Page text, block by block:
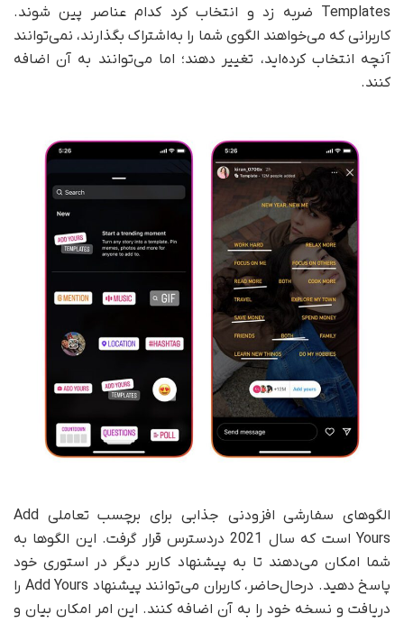
Templates ضربه زد و انتخاب کرد کدام عناصر پین شوند.
کاربرانی که می‌خواهند الگوی شما را به‌اشتراک بگذارند، نمی‌توانند
آنچه انتخاب کرده‌اید، تغییر دهند؛ اما می‌توانند به آن اضافه
کنند.
الگوهای سفارشی افزودنی جذابی برای برچسب تعاملی Add
Yours است که سال 2021 دردسترس قرار گرفت. این الگوها به
شما امکان می‌دهند تا به پیشنهاد کاربر دیگر در استوری خود
پاسخ دهید. درحال‌حاضر، کاربران می‌توانند پیشنهاد Add Yours را
دریافت و نسخه خود را به آن اضافه کنند. این امر امکان بیان و